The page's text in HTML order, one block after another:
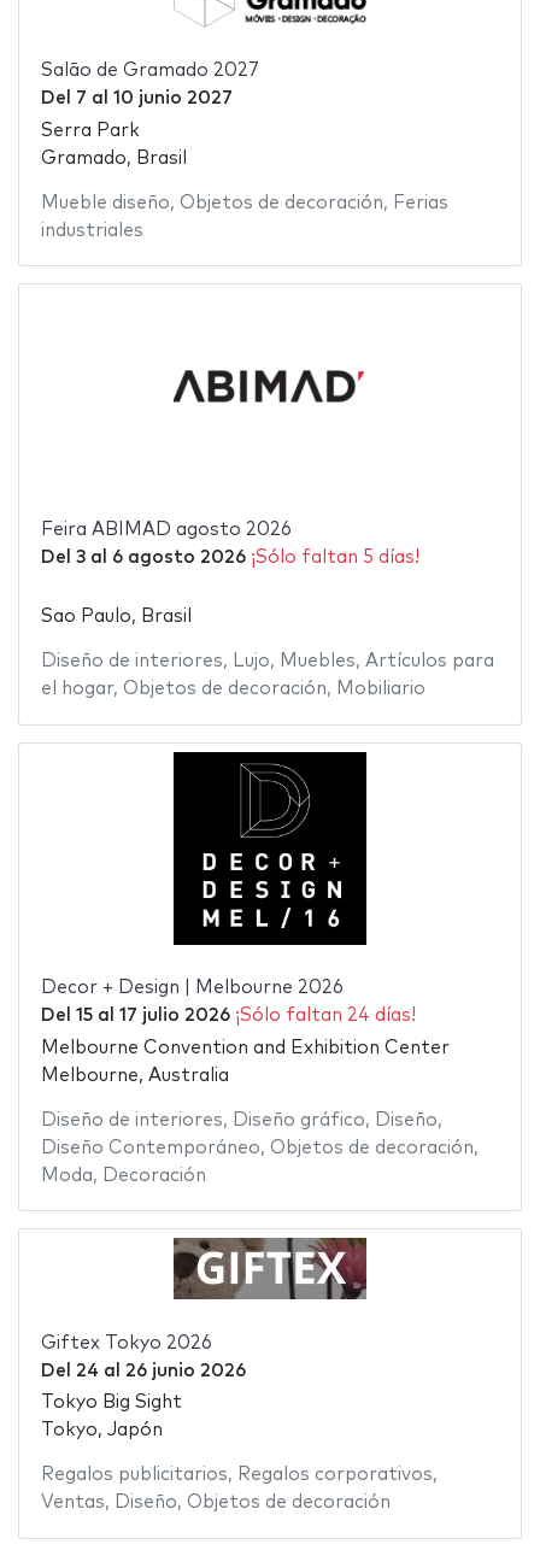
Salão de Gramado 2027
Del 7 al 10 junio 2027
Serra Park
Gramado, Brasil
Mueble diseño, Objetos de decoración, Ferias
industriales
Feira ABIMAD agosto 2026
Del 3al 6 agosto 2026 ¡Sólo faltan 5 días!
Sao Paulo, Brasil
Diseño de interiores, Lujo, Muebles, Artículos para
el hogar, Objetos de decoración, Mobiliario
Decor + Design | Melbourne 2026
Del 15al 17 julio 2026 ¡Sólo faltan 24 días!
Melbourne Convention and Exhibition Center
Melbourne, Australia
Diseño de interiores, Diseño gráfico, Diseño,
Diseño Contemporáneo, Objetos de decoración,
Moda, Decoración
Giftex Tokyo 2026
Del 24 al 26 junio 2026
Tokyo Big Sight
Tokyo, Japón
Regalos publicitarios, Regalos corporativos,
Ventas, Diseño, Objetos de decoración